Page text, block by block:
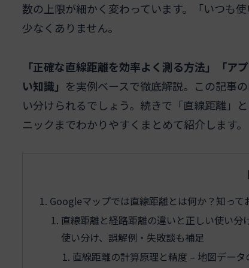
数の上限が細かく変わっています。「いつも
少なくありません。
「正確な直線距離を効率よく測る方法」「ア
い知識」 を実例ベースで徹底解説。この記事
い分けられるでしょう。続きで「直線距離」
ニックまでわかりやすくまとめて紹介します。
Googleマップでは直線距離とは何か？知って
直線距離と経路距離の違いと正しい使い
使い分け、誤解例・失敗談も補足
直線距離の計算原理と精度 – 地図デー